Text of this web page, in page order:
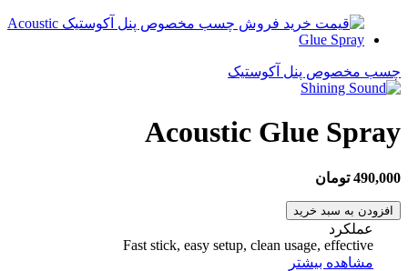
چسب مخصوص پنل آکوستیک
Acoustic Glue Spray
490,000 تومان
افزودن به سبد خرید
عملکرد
Fast stick, easy setup, clean usage, effective
مشاهده بیشتر